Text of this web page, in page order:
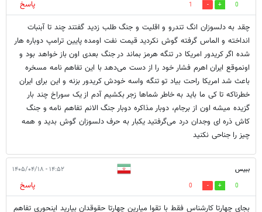
0
1
پاسخ
چقد به دلسوزان انگ تندرو و اقلیت و جنگ طلب زدید گفتند چند تا آبنبات
انداخته و الماس گرفته گوش نکردید قیمت نفت اومده پایین ترامپ دوباره هار
شده اگر کریدور امریکا در تنگه هرمز بماند در جنگ بعدی اون باز خواهد بود و
اونموقع ایران اهرم فشار خود را از دست می‌دهد با این تفاهم نامه مسخره
باعث شد امریکا راحت بیاد تو تنگه واسه خودش کریدور بزنه و این برای ایران
خطرناکه تا کی ما باید به خاطر شماها زجر بکشیم آدم از یک سوراخ چند بار
گزیده میشه اون از برجام، دوبار مذاکره دوبار جنگ الانم تفاهم نامه و جنگ
کاش ذره ای وجدان درد می‌گرفتید یکبار به حرف دلسوزان گوش بدید و همه
چیز را جناحی نکنید
ببیس ۱۴:۵۲ - ۱۴۰۵/۰۴/۱۸
0
0
پاسخ
بجای چهارتا کارشناس فقط با تقوا میارین چهارتا حقوقدان بیارید اینحوری تفاهم